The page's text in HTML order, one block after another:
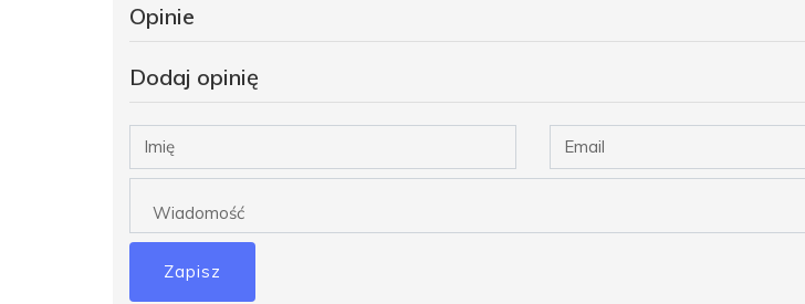
Opinie
Dodaj opinię
Zapisz